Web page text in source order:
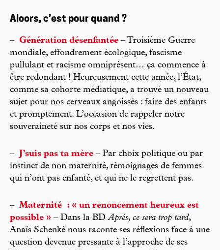
Aloors, c’est pour quand ?
– Génération désenfantée – Troisième Guerre
mondiale, effondrement écologique, fascisme
pullulant et racisme omniprésent… ça commence à
être redondant ! Heureusement cette année, l’État,
comme sa cohorte médiatique, a trouvé un nouveau
sujet pour nos cerveaux angoissés : faire des enfants
et promptement. L’occasion de rappeler notre
souveraineté sur nos corps et nos vies.
– J’suis pas ta mère – Par choix politique ou par
instinct de non maternité, témoignages de femmes
qui n’ont pas enfanté, et qui ne le regrettent pas.
– Maternité : « un renoncement heureux est
possible » – Dans la BDAprès, ce sera trop tard,
Anaïs Schenké nous raconte ses réflexions face à une
question devenue pressante à l’approche de ses